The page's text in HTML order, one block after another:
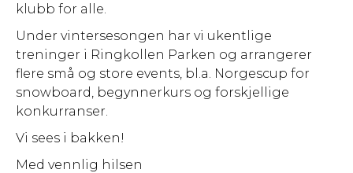
klubb for alle.
Under vintersesongen har vi ukentlige
treninger i Ringkollen Parken og arrangerer
flere små og store events, bl.a. Norgescup for
snowboard, begynnerkurs og forskjellige
konkurranser.
Vi sees i bakken!
Med vennlig hilsen